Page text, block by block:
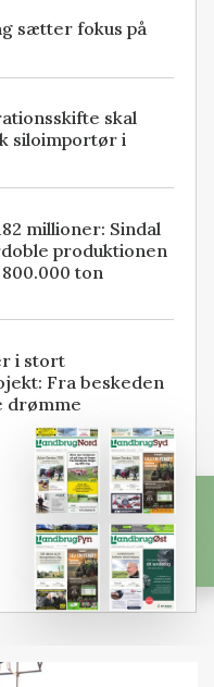
sætter fokus på
skal
siloimportør i
millioner: Sindal
produktionen
ton
i stort
Fra beskeden
drømme